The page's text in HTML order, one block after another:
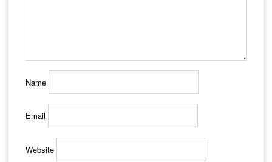
Name
Email
Website